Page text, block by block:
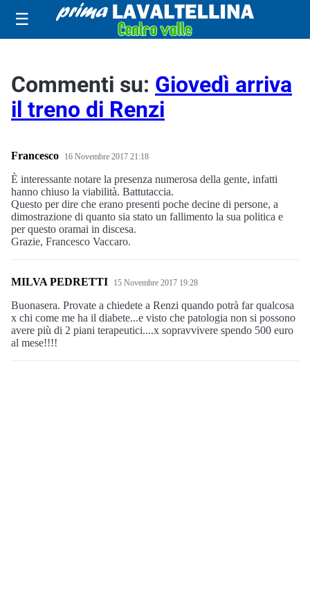
☰
Commenti su: Giovedì arriva
il treno di Renzi
Francesco 16 Novembre 2017 21:18
È interessante notare la presenza numerosa della gente, infatti
hanno chiuso la viabilità. Battutaccia.
Questo per dire che erano presenti poche decine di persone, a
dimostrazione di quanto sia stato un fallimento la sua politica e
per questo oramai in discesa.
Grazie, Francesco Vaccaro.
MILVA PEDRETTI 15 Novembre 2017 19:28
Buonasera. Provate a chiedete a Renzi quando potrà far qualcosa
x chi come me ha il diabete...e visto che patologia non si possono
avere più di 2 piani terapeutici....x sopravvivere spendo 500 euro
al mese!!!!